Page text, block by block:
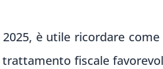
è utile ricordare
fiscale